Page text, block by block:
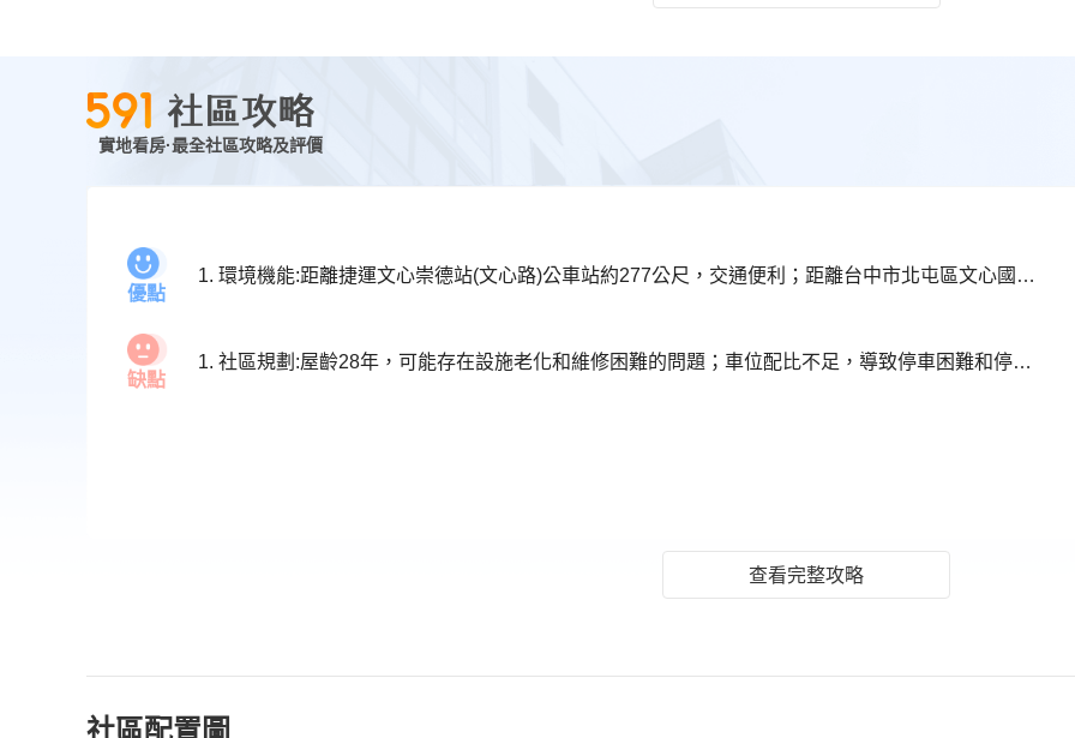
實地看房·最全社區攻略及評價
優點
1. 環境機能:距離捷運文心崇德站(文心路)公車站約277公尺，交通便利；距離台中市北屯區文心國民小學約238公尺，方便孩子上學。
缺點
1. 社區規劃:屋齡28年，可能存在設施老化和維修困難的問題；車位配比不足，導致停車困難和停車位爭奪的問題。
查看完整攻略
社區配置圖